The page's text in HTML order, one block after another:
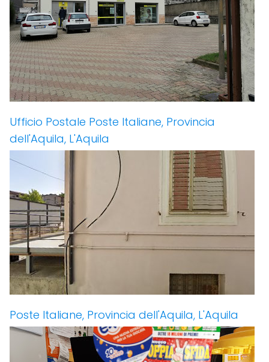
Ufficio Postale Poste Italiane, Provincia
dell'Aquila, L'Aquila
Poste Italiane, Provincia dell'Aquila, L'Aquila